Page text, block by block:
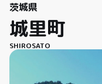
茨城県
城里町
SHIROSATO